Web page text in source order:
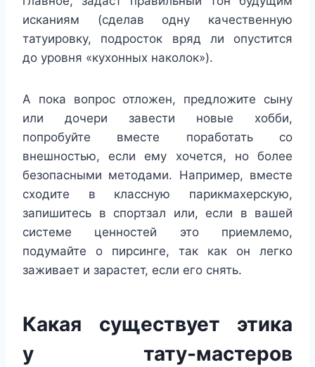
исканиям (сделав одну качественную
татуировку, подросток вряд ли опустится
до уровня «кухонных наколок»).
А пока вопрос отложен, предложите сыну
или дочери завести новые хобби,
попробуйте вместе поработать со
внешностью, если ему хочется, но более
безопасными методами. Например, вместе
сходите в классную парикмахерскую,
запишитесь в спортзал или, если в вашей
системе ценностей это приемлемо,
подумайте о пирсинге, так как он легко
заживает и зарастет, если его снять.
Какая существует этика
у тату-мастеров